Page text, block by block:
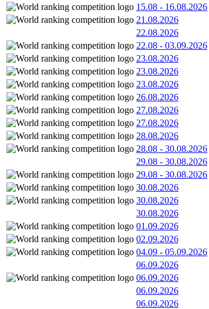
15.08 - 16.08.2026
21.08.2026
22.08.2026
22.08 - 03.09.2026
23.08.2026
23.08.2026
23.08.2026
26.08.2026
27.08.2026
27.08.2026
28.08.2026
28.08 - 30.08.2026
29.08 - 30.08.2026
29.08 - 30.08.2026
30.08.2026
30.08.2026
30.08.2026
01.09.2026
02.09.2026
04.09 - 05.09.2026
06.09.2026
06.09.2026
06.09.2026
06.09.2026